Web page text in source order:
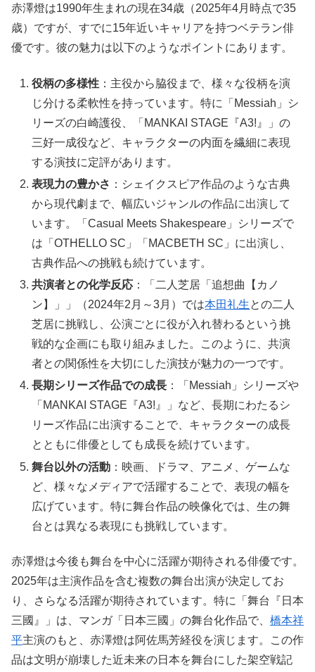
赤澤燈は1990年生まれの現在34歳（2025年4月時点で35
歳）ですが、すでに15年近いキャリアを持つベテラン俳
優です。彼の魅力は以下のようなポイントにあります。
役柄の多様性 ：主役から脇役まで、様々な役柄を演
じ分ける柔軟性を持っています。特に「Messiah」シ
リーズの白崎護役、「MANKAI STAGE『A3!』」の
三好一成役など、キャラクターの内面を繊細に表現
する演技に定評があります。
表現力の豊かさ ：シェイクスピア作品のような古典
から現代劇まで、幅広いジャンルの作品に出演して
います。「Casual Meets Shakespeare」シリーズで
は「OTHELLO SC」「MACBETH SC」に出演し、
古典作品への挑戦も続けています。
共演者との化学反応 ：「二人芝居「追想曲【カノ
ン】」」（2024年2月～3月）では本田礼生との二人
芝居に挑戦し、公演ごとに役が入れ替わるという挑
戦的な企画にも取り組みました。このように、共演
者との関係性を大切にした演技が魅力の一つです。
長期シリーズ作品での成長 ：「Messiah」シリーズや
「MANKAI STAGE『A3!』」など、長期にわたるシ
リーズ作品に出演することで、キャラクターの成長
とともに俳優としても成長を続けています。
舞台以外の活動 ：映画、ドラマ、アニメ、ゲームな
ど、様々なメディアで活躍することで、表現の幅を
広げています。特に舞台作品の映像化では、生の舞
台とは異なる表現にも挑戦しています。
赤澤燈は今後も舞台を中心に活躍が期待される俳優です。
2025年は主演作品を含む複数の舞台出演が決定してお
り、さらなる活躍が期待されています。特に「舞台『日本
三國』」は、マンガ「日本三國」の舞台化作品で、 橋本祥
平主演のもと、赤澤燈は阿佐馬芳経役を演じます。この作
品は文明が崩壊した近未来の日本を舞台にした架空戦記